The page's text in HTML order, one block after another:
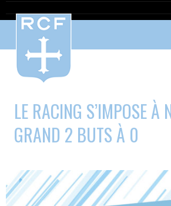
LE RACING S’IMPOSE À
GRAND 2 BUTS À 0